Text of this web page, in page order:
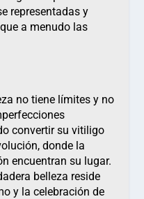
representadas y
a menudo las
no tiene límites y no
convertir su vitiligo
donde la
encuentran su lugar.
belleza reside
y la celebración de